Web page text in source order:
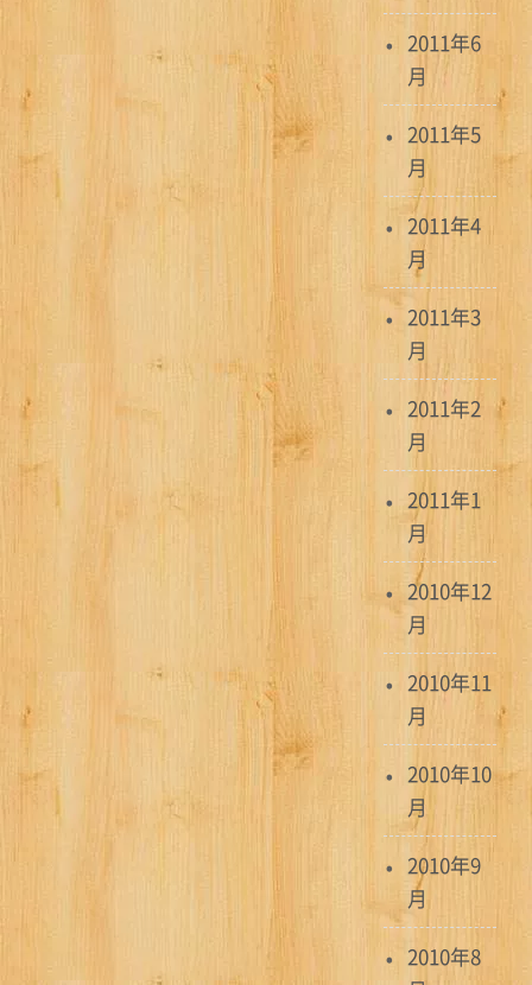
2011年6
月
2011年5
月
2011年4
月
2011年3
月
2011年2
月
2011年1
月
2010年12
月
2010年11
月
2010年10
月
2010年9
月
2010年8